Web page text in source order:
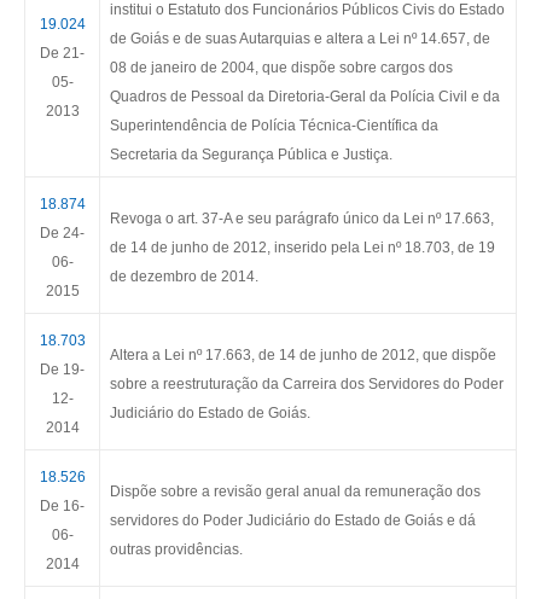
19.024
De 21-
05-
2013
institui o Estatuto dos Funcionários Públicos Civis do Estado
de Goiás e de suas Autarquias e altera a Lei nº 14.657, de
08 de janeiro de 2004, que dispõe sobre cargos dos
Quadros de Pessoal da Diretoria-Geral da Polícia Civil e da
Superintendência de Polícia Técnica-Científica da
Secretaria da Segurança Pública e Justiça.
18.874
De 24-
06-
2015
Revoga o art. 37-A e seu parágrafo único da Lei nº 17.663,
de 14 de junho de 2012, inserido pela Lei nº 18.703, de 19
de dezembro de 2014.
18.703
De 19-
12-
2014
Altera a Lei nº 17.663, de 14 de junho de 2012, que dispõe
sobre a reestruturação da Carreira dos Servidores do Poder
Judiciário do Estado de Goiás.
18.526
De 16-
06-
2014
Dispõe sobre a revisão geral anual da remuneração dos
servidores do Poder Judiciário do Estado de Goiás e dá
outras providências.